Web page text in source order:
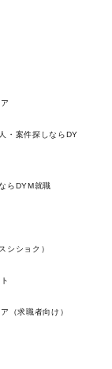
・案件探しならDY
らDYM就職
シショク）
（求職者向け）